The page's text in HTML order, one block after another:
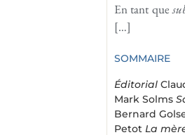
En tant que
[…]
SOMMAIRE
Éditorial
Mark Solms
Bernard
Petot La